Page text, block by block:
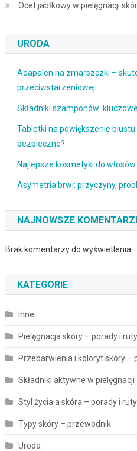
Ocet jabłkowy w pielęgnacji
URODA
Adapalen na zmarszczki –
przeciwstarzeniowej
Składniki szamponów:
Tabletki na powiększenie
bezpieczne?
Najlepsze kosmetyki do
Asymetria brwi: przyczyny,
NAJNOWSZE
Brak komentarzy do wyświetlenia.
KATEGORIE
Inne
Pielęgnacja skóry – porady i
Przebarwienia i koloryt skóry –
Składniki aktywne w
Styl życia a skóra – porady i
Typy skóry – przewodnik
Uroda